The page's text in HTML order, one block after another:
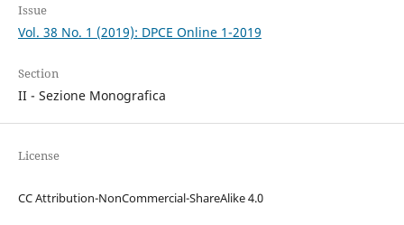
Issue
Vol. 38 No. 1 (2019): DPCE Online 1-2019
Section
II - Sezione Monografica
License
CC Attribution-NonCommercial-ShareAlike 4.0